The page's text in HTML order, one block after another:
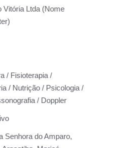
Vitória Ltda (Nome
/ Fisioterapia /
/ Nutrição / Psicologia /
/ Doppler
Senhora do Amparo,